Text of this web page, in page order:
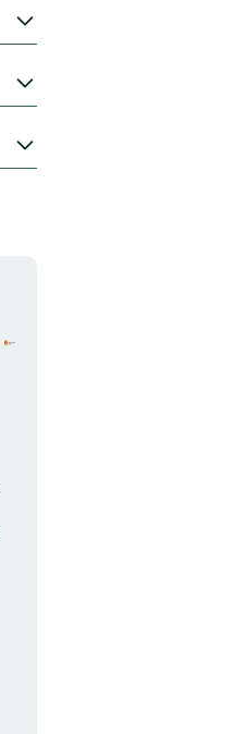
Organisationens